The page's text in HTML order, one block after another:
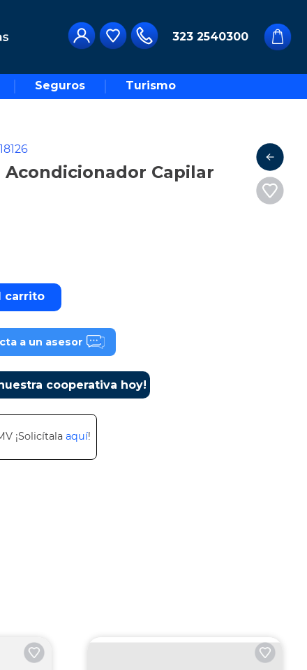
323 2540300
Seguros Turismo
Capilar
carrito
a un asesor
cooperativa hoy!
¡Solicítala aquí!